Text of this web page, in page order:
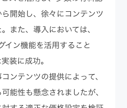
開始し、徐々にコンテンツ
また、導入においては、
ン機能を活用すること
装に成功。
ンテンツの提供によって、
能性も懸念されましたが、